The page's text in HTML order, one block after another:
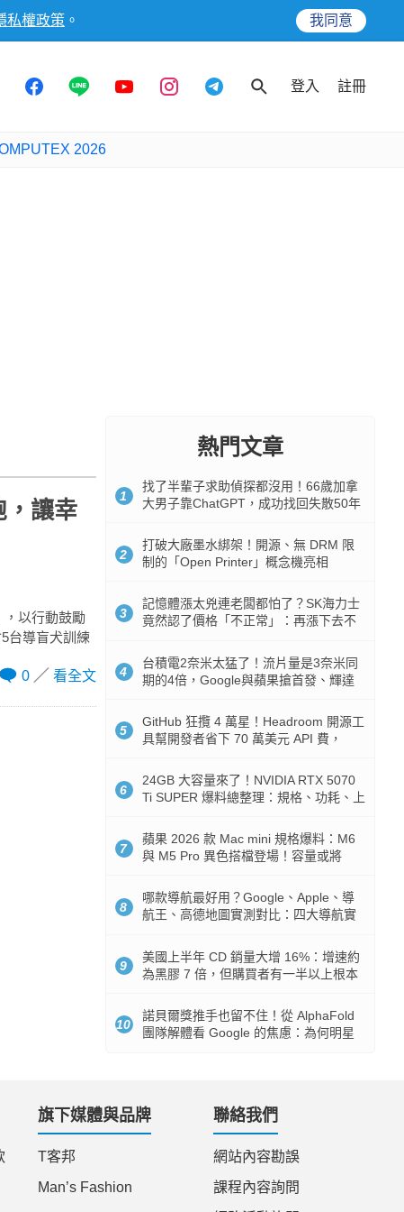
私權政策 。 我同意
登入 註冊
2026
，讓幸
，以行動鼓勵
台導盲犬訓練
0
看全文
熱門文章
1
找了半輩子求助偵探都沒用！66歲加拿
大男子靠ChatGPT，成功找回失散50年
2
打破大廠墨水綁架！開源、無 DRM 限
制的「Open Printer」概念機亮相
3
記憶體漲太兇連老闆都怕了？SK海力士
竟然認了價格「不正常」：再漲下去不
4
台積電2奈米太猛了！流片量是3奈米同
期的4倍，Google與蘋果搶首發、輝達
5
GitHub 狂攬 4 萬星！Headroom 開源工
具幫開發者省下 70 萬美元 API 費，
6
24GB 大容量來了！NVIDIA RTX 5070
Ti SUPER 爆料總整理：規格、功耗、上
7
蘋果 2026 款 Mac mini 規格爆料：M6
與 M5 Pro 異色搭檔登場！容量或將
8
哪款導航最好用？Google、Apple、導
航王、高德地圖實測對比：四大導航實
9
美國上半年 CD 銷量大增 16%：增速約
為黑膠 7 倍，但購買者有一半以上根本
10
諾貝爾獎推手也留不住！從 AlphaFold
團隊解體看 Google 的焦慮：為何明星
旗下媒體與品牌
T客邦
Man’s Fashion
聯絡我們
網站內容勘誤
課程內容詢問